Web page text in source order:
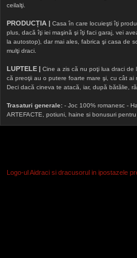
ceilalţi.
PRODUCȚIA | Casa în care locuieşti îţi
plus, dacă îţi iei maşină şi îţi faci garaj, vei
la autostop), dar mai ales, fabrica şi casa de
mulţi draci.
LUPTELE | Cine a zis că nu poţi lua draci de
că preoţii au o putere foarte mare şi, cu cât
Deci dacă cineva te atacă, iar, după bătălie,
Trasaturi generale: - Joc 100% romanesc -
ARTEFACTE, potiuni, haine si bonusuri
Logo-ul Aidraci si dracusorul in ipostazele